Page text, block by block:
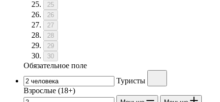
25
26
27
28
29
30
Обязательное поле
Туристы
Взрослые (18+)